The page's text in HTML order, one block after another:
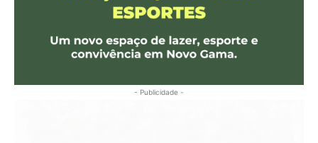
- Publicidade -